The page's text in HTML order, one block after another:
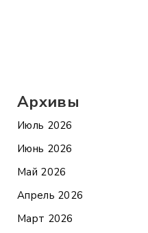
Архивы
Июль 2026
Июнь 2026
Май 2026
Апрель 2026
Март 2026